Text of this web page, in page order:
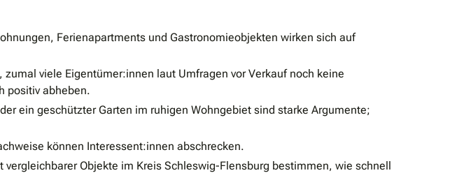
Ferienapartments und Gastronomieobjekten wirken sich auf
viele Eigentümer:innen laut Umfragen vor Verkauf noch keine
positiv abheben.
ein geschützter Garten im ruhigen Wohngebiet sind starke Argumente;
können Interessent:innen abschrecken.
Objekte im Kreis Schleswig-Flensburg bestimmen, wie schnell